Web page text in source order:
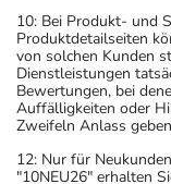
10: Bei Produkt- und
Produktdetailseiten
von solchen Kunden
Dienstleistungen
Bewertungen, bei
Auffälligkeiten oder
Zweifeln Anlass
12: Nur für
"10NEU26" erhalten